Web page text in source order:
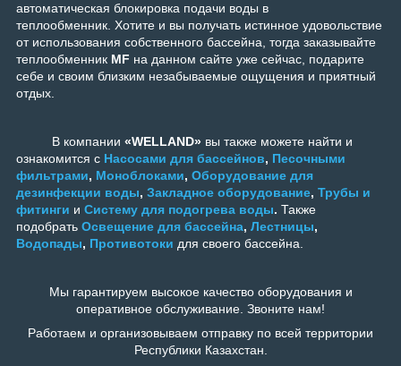
автоматическая блокировка подачи воды в
теплообменник. Хотите и вы получать истинное удовольствие
от использования собственного бассейна, тогда заказывайте
теплообменник MF на данном сайте уже сейчас, подарите
себе и своим близким незабываемые ощущения и приятный
отдых.
В компании «WELLAND» вы также можете найти и
ознакомится с Насосами для бассейнов, Песочными
фильтрами, Моноблоками, Оборудование для
дезинфекции воды, Закладное оборудование, Трубы и
фитинги и Систему для подогрева воды. Также
подобрать Освещение для бассейна, Лестницы,
Водопады, Противотоки для своего бассейна.
Мы гарантируем высокое качество оборудования и
оперативное обслуживание. Звоните нам!
Работаем и организовываем отправку по всей территории
Республики Казахстан.